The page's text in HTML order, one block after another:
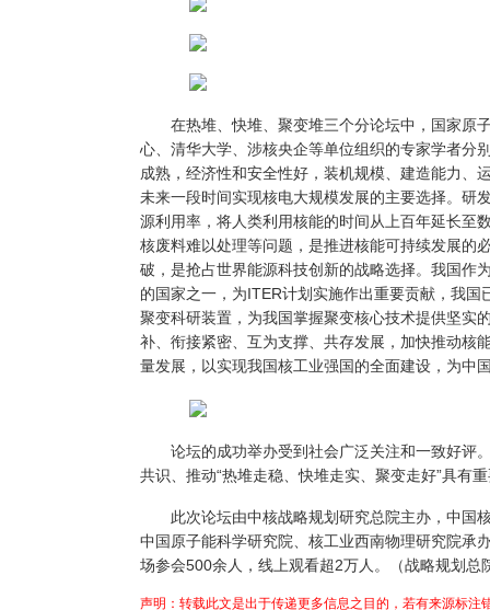
在热堆、快堆、聚变堆三个分论坛中，国家原
心、清华大学、涉核央企等单位组织的专家学者分
成熟，经济性和安全性好，装机规模、建造能力、
未来一段时间实现核电大规模发展的主要选择。研
源利用率，将人类利用核能的时间从上百年延长至
核废料难以处理等问题，是推进核能可持续发展的
破，是抢占世界能源科技创新的战略选择。我国作
的国家之一，为ITER计划实施作出重要贡献，我
聚变科研装置，为我国掌握聚变核心技术提供坚实
补、衔接紧密、互为支撑、共存发展，加快推动核
量发展，以实现我国核工业强国的全面建设，为中
论坛的成功举办受到社会广泛关注和一致好评
共识、推动“热堆走稳、快堆走实、聚变走好”具有
此次论坛由中核战略规划研究总院主办，中国
中国原子能科学研究院、核工业西南物理研究院承
场参会500余人，线上观看超2万人。（战略规划总
声明：转载此文是出于传递更多信息之目的，若有来源标